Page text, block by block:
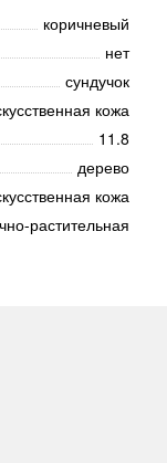
коричневый
нет
сундучок
кожа
11.8
дерево
кожа
растительная